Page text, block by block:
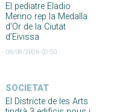
El pediatre Eladio
Merino rep la Medalla
d’Or de la Ciutat
d’Eivissa
06/08/2026 02:50
SOCIETAT
El Districte de les Arts